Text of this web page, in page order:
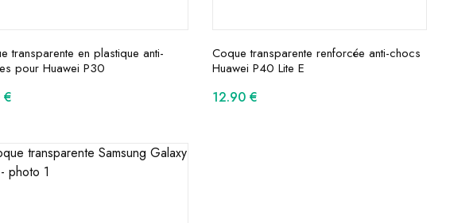
transparente en plastique anti-
pour Huawei P30
€
Coque transparente renforcée anti-chocs
Huawei P40 Lite E
12.90 €